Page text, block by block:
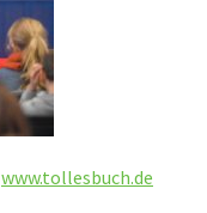
www.tollesbuch.de